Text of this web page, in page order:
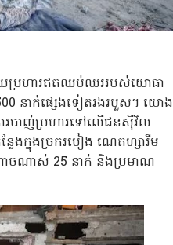
ាយប្រហារឥតឈប់ឈររបស់យោធា
នាក់ផ្សេងទៀតរងរបួស។ យោង
ារបាញ់ប្រហារទៅលើជនស៊ីវិល
ងក្នុងច្រករបៀង ណេតហ្សារីម
ោចណាស់ 25 នាក់ និងប្រមាណ